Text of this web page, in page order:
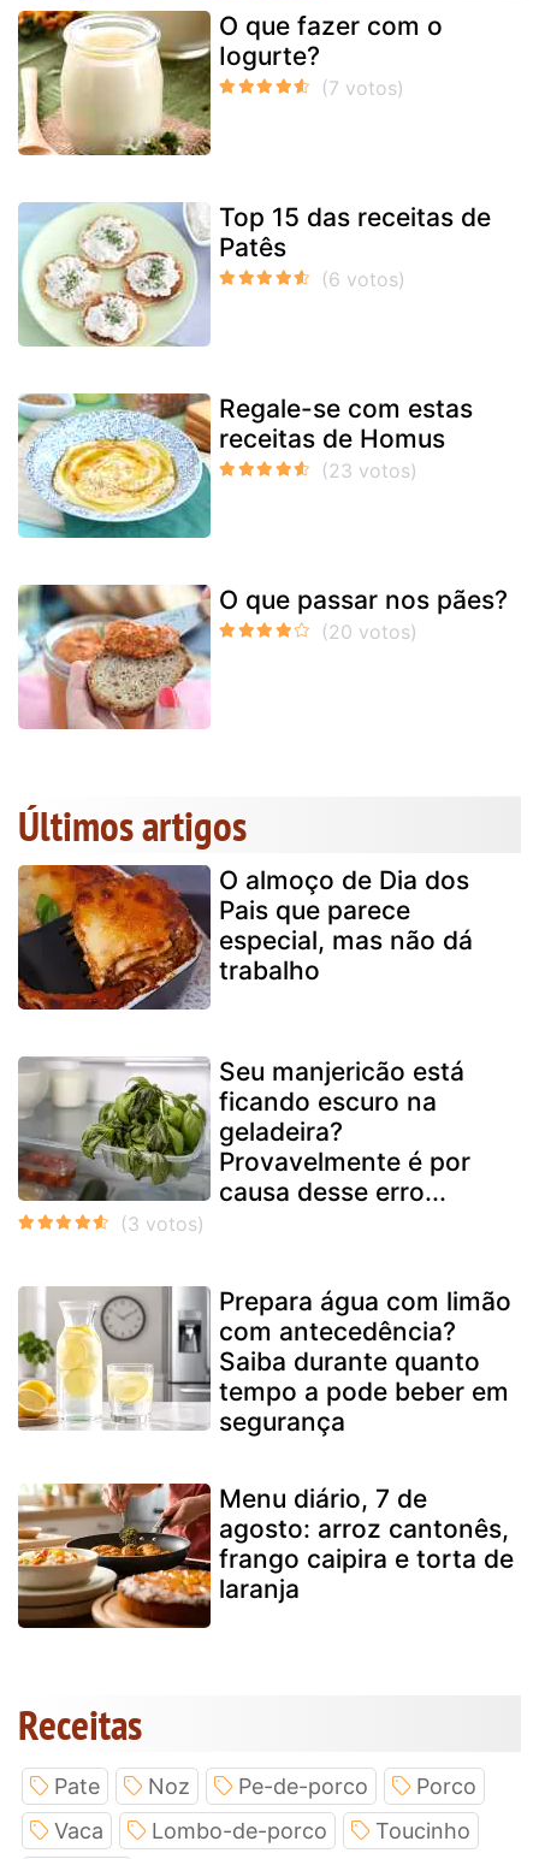
O que fazer com o
Iogurte?
Top 15 das receitas de
Patês
Regale-se com estas
receitas de Homus
O que passar nos pães?
Últimos artigos
O almoço de Dia dos
Pais que parece
especial, mas não dá
trabalho
Seu manjericão está
ficando escuro na
geladeira?
Provavelmente é por
causa desse erro...
Prepara água com limão
com antecedência?
Saiba durante quanto
tempo a pode beber em
segurança
Menu diário, 7 de
agosto: arroz cantonês,
frango caipira e torta de
laranja
Receitas
Pate Noz Pe-de-porco
Porco
Vaca
Lombo-de-porco
Toucinho